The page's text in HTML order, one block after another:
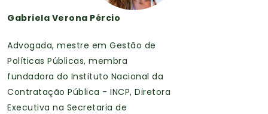
Gabriela Verona Pércio
Advogada, mestre em Gestão de
Políticas Públicas, membra
fundadora do Instituto Nacional da
Contratação Pública - INCP, Diretora
Executiva na Secretaria de